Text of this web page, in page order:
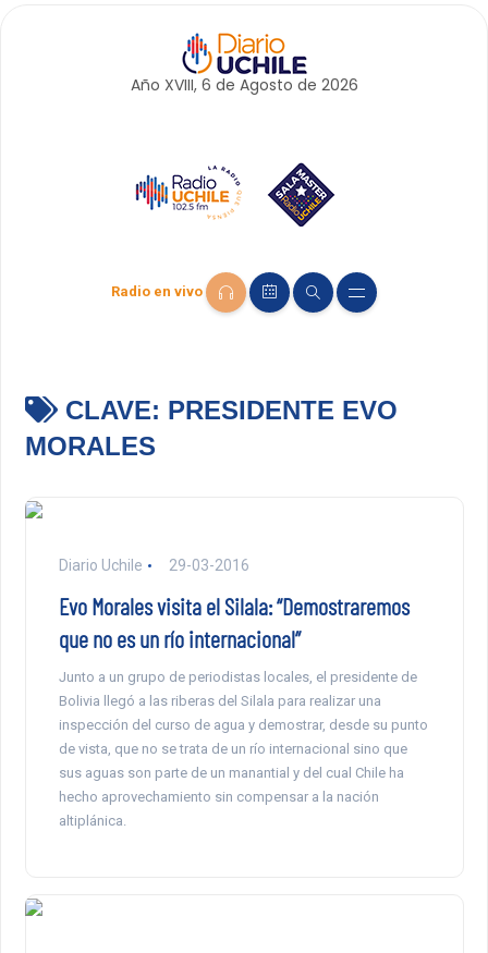
Año XVIII, 6 de Agosto de 2026
Radio en vivo
CLAVE: PRESIDENTE EVO
MORALES
Diario Uchile 29-03-2016
Evo Morales visita el Silala: “Demostraremos
que no es un río internacional”
Junto a un grupo de periodistas locales, el presidente de
Bolivia llegó a las riberas del Silala para realizar una
inspección del curso de agua y demostrar, desde su punto
de vista, que no se trata de un río internacional sino que
sus aguas son parte de un manantial y del cual Chile ha
hecho aprovechamiento sin compensar a la nación
altiplánica.